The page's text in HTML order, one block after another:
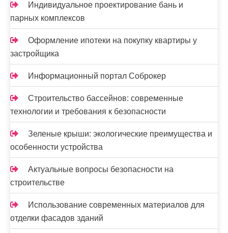
Индивидуальное проектирование бань и
парных комплексов
Оформление ипотеки на покупку квартиры у
застройщика
Информационный портал Соброкер
Строительство бассейнов: современные
технологии и требования к безопасности
Зеленые крыши: экологические преимущества и
особенности устройства
Актуальные вопросы безопасности на
строительстве
Использование современных материалов для
отделки фасадов зданий